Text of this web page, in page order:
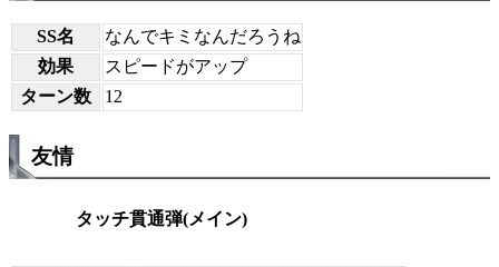
SS名
なんでキミなんだろうね
効果
スピードがアップ
ターン数
12
友情
タッチ貫通弾(メイン)